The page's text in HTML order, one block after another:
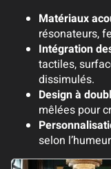
Matériaux
résonateurs,
Intégration
tactiles,
dissimulés.
Design à
mêlées pour
selon